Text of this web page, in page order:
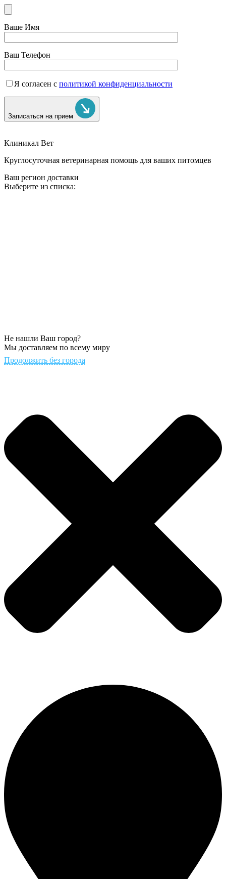
Ваше Имя
Ваш Телефон
Я согласен с политикой конфиденциальности
Записаться на прием
Клиникал Вет
Круглосуточная ветеринарная помощь для ваших питомцев
Ваш регион доставки
Выберите из списка:
Не нашли Ваш город?
Мы доставляем по всему миру
Продолжить без города